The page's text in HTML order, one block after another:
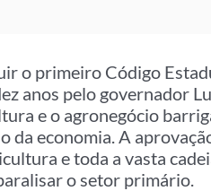
o primeiro Código
anos pelo governador
e o agronegócio
da economia. A
e toda a vasta
o setor primário.